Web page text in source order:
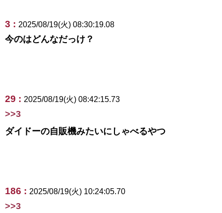
3 : 2025/08/19(火) 08:30:19.08
今のはどんなだっけ？
29 : 2025/08/19(火) 08:42:15.73
>>3
ダイドーの自販機みたいにしゃべるやつ
186 : 2025/08/19(火) 10:24:05.70
>>3